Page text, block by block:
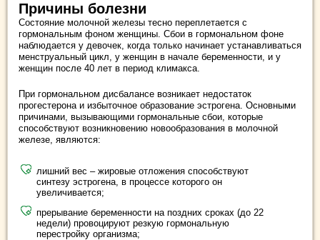
Причины болезни
Состояние молочной железы тесно переплетается с
гормональным фоном женщины. Сбои в гормональном фоне
наблюдается у девочек, когда только начинает устанавливаться
менструальный цикл, у женщин в начале беременности, и у
женщин после 40 лет в период климакса.
При гормональном дисбалансе возникает недостаток
прогестерона и избыточное образование эстрогена. Основными
причинами, вызывающими гормональные сбои, которые
способствуют возникновению новообразования в молочной
железе, являются:
лишний вес – жировые отложения способствуют
синтезу эстрогена, в процессе которого он
увеличивается;
прерывание беременности на поздних сроках (до 22
недели) провоцируют резкую гормональную
перестройку организма;